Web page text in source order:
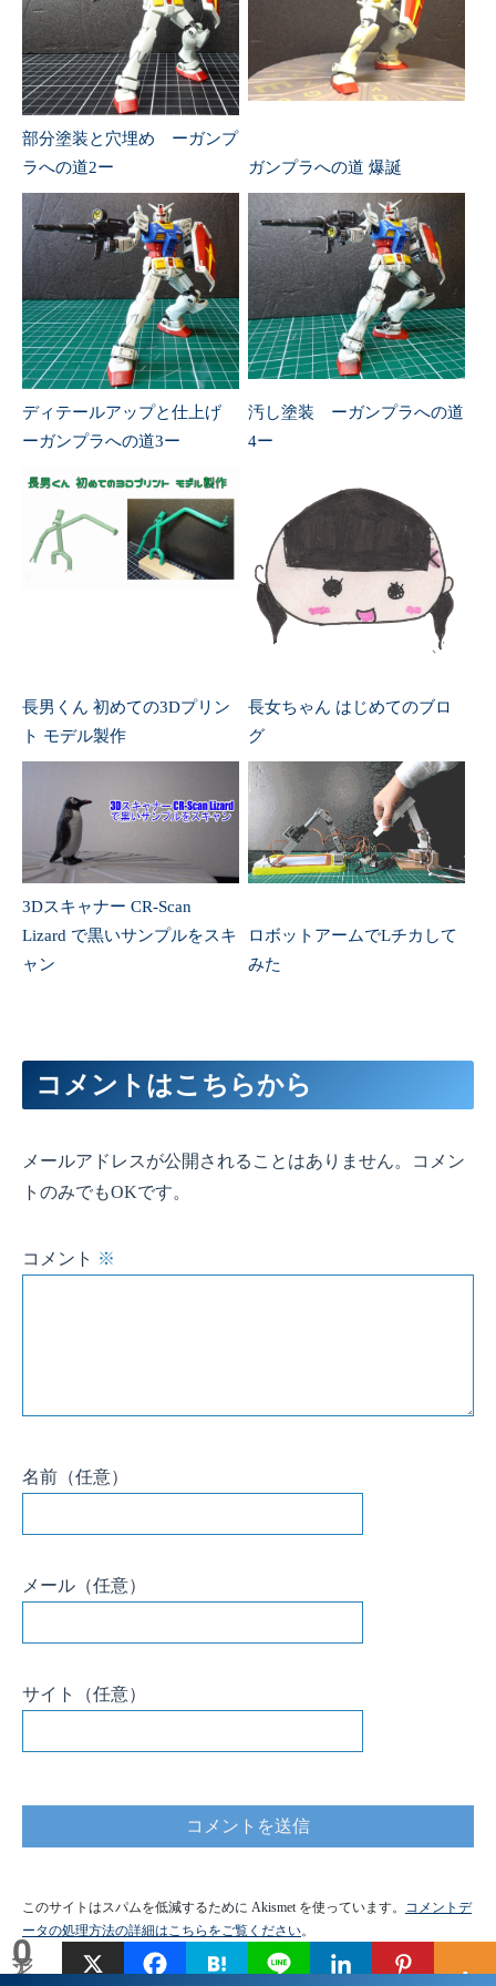
0
シェア
部分塗装と穴埋め ーガンプ
ラへの道2ー
ガンプラへの道 爆誕
ディテールアップと仕上げ
ーガンプラへの道3ー
汚し塗装 ーガンプラへの道
4ー
長男くん 初めての3Dプリン
ト モデル製作
長女ちゃん はじめてのブロ
グ
3Dスキャナー CR-Scan
Lizard で黒いサンプルをスキ
ャン
ロボットアームでLチカして
みた
コメントはこちらから
メールアドレスが公開されることはありません。コメン
トのみでもOKです。
コメント ※
名前 （任意）
メール （任意）
サイト （任意）
このサイトはスパムを低減するために Akismet を使っています。 コメントデ
ータの処理方法の詳細はこちらをご覧ください。